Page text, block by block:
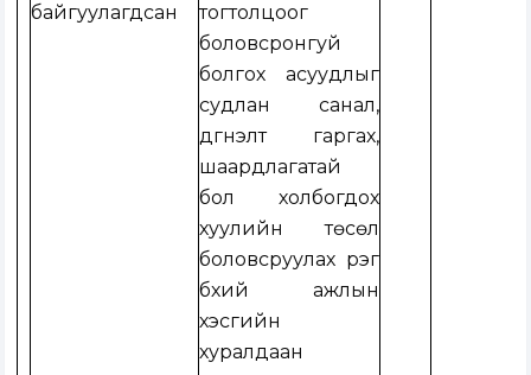
байгуулагдсан
тогтолцоог
боловсронгуй
болгох асуудлыг
судлан санал,
дүгнэлт гаргах,
шаардлагатай
бол холбогдох
хуулийн төсөл
боловсруулах үүрэг
бүхий ажлын
хэсгийн
хуралдаан